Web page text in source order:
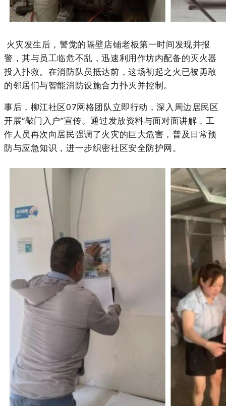
火灾发生后，警觉的隔壁店铺老板第一时间发现并报
警，其与员工临危不乱，迅速利用作坊内配备的灭火器
投入扑救。在消防队员抵达前，这场初起之火已被勇敢
的邻居们与智能消防设施合力扑灭并控制。
事后，柳江社区07网格团队立即行动，深入周边居民区
开展“敲门入户”宣传。通过发放资料与面对面讲解，工
作人员再次向居民强调了火灾的巨大危害，普及日常预
防与应急知识，进一步织密社区安全防护网。